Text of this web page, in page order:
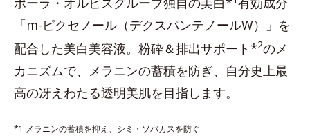
「m-ピクセノール（デクスパンテノールW）」を
配合した美白美容液。粉砕＆排出サポート*2のメ
カニズムで、メラニンの蓄積を防ぎ、自分史上最
高の冴えわたる透明美肌を目指します。
*1 メラニンの蓄積を抑え、シミ・ソバカスを防ぐ